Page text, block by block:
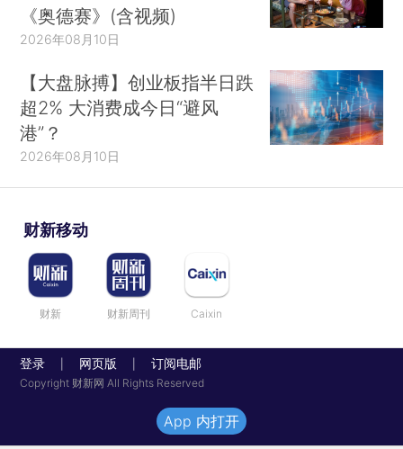
《奥德赛》(含视频)
2026年08月10日
【大盘脉搏】创业板指半日跌
超2% 大消费成今日“避风
港”？
2026年08月10日
财新移动
财新 财新周刊 Caixin
登录 网页版 订阅电邮
Copyright 财新网 All Rights Reserved
App 内打开